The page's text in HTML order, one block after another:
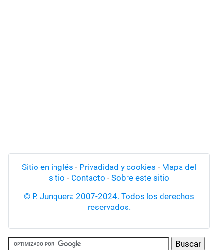
Sitio en inglés - Privadidad y cookies - Mapa del
sitio - Contacto - Sobre este sitio
© P. Junquera 2007-2024. Todos los derechos
reservados.